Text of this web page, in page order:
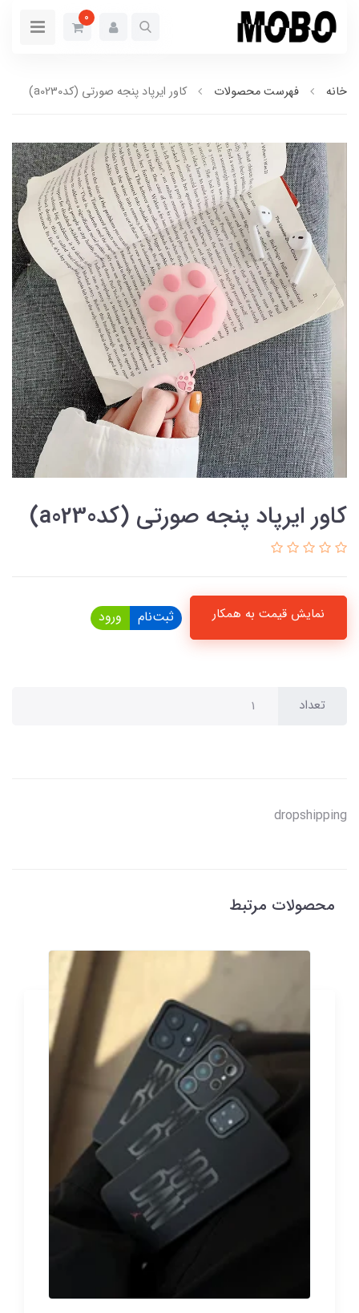
0
خانه فهرست محصولات کاور ایرپاد پنجه صورتی (کدa0230)
کاور ایرپاد پنجه صورتی (کدa0230)
نمایش قیمت به همکار ثبت‌نام ورود
تعداد
dropshipping
محصولات مرتبط